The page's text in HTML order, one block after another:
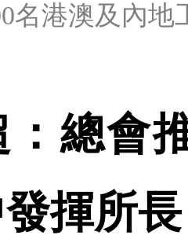
名港澳及內地
：總會
揮所長